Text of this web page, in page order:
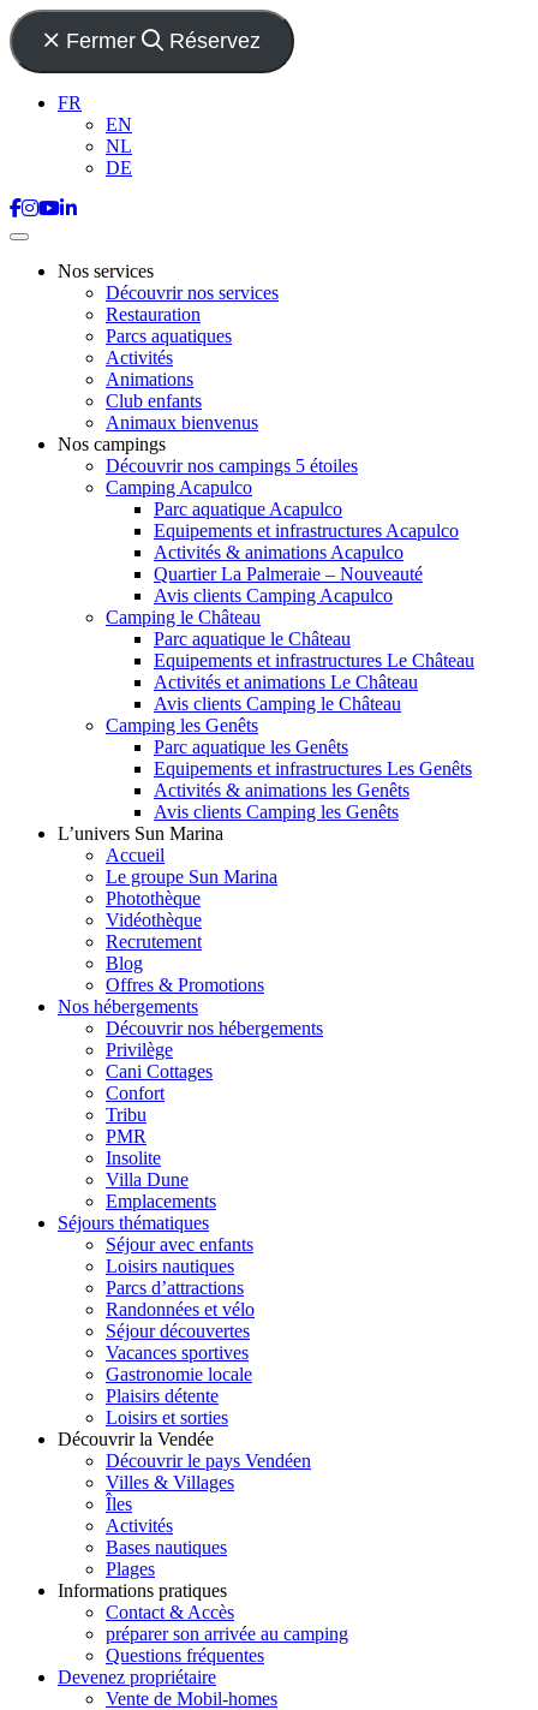
Fermer Réservez
FR
EN
NL
DE
Nos services
Découvrir nos services
Restauration
Parcs aquatiques
Activités
Animations
Club enfants
Animaux bienvenus
Nos campings
Découvrir nos campings 5 étoiles
Camping Acapulco
Parc aquatique Acapulco
Equipements et infrastructures Acapulco
Activités & animations Acapulco
Quartier La Palmeraie – Nouveauté
Avis clients Camping Acapulco
Camping le Château
Parc aquatique le Château
Equipements et infrastructures Le Château
Activités et animations Le Château
Avis clients Camping le Château
Camping les Genêts
Parc aquatique les Genêts
Equipements et infrastructures Les Genêts
Activités & animations les Genêts
Avis clients Camping les Genêts
L’univers Sun Marina
Accueil
Le groupe Sun Marina
Photothèque
Vidéothèque
Recrutement
Blog
Offres & Promotions
Nos hébergements
Découvrir nos hébergements
Privilège
Cani Cottages
Confort
Tribu
PMR
Insolite
Villa Dune
Emplacements
Séjours thématiques
Séjour avec enfants
Loisirs nautiques
Parcs d’attractions
Randonnées et vélo
Séjour découvertes
Vacances sportives
Gastronomie locale
Plaisirs détente
Loisirs et sorties
Découvrir la Vendée
Découvrir le pays Vendéen
Villes & Villages
Îles
Activités
Bases nautiques
Plages
Informations pratiques
Contact & Accès
préparer son arrivée au camping
Questions fréquentes
Devenez propriétaire
Vente de Mobil-homes